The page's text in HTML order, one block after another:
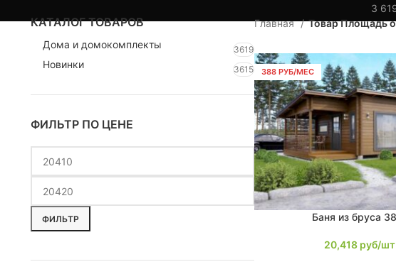
3
КАТАЛОГ ТОВАРОВ
Дома и домокомплекты 3619
Новинки 3615
ФИЛЬТР ПО ЦЕНЕ
ФИЛЬТР
Главная Товар Площадь
388 РУБ/МЕС
Баня из бруса
20,418 руб/шт